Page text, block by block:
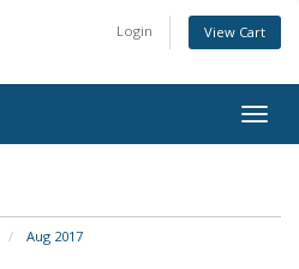
Login View Cart
Aug 2017